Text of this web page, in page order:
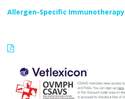
Allergen-Specific Immunotherapy